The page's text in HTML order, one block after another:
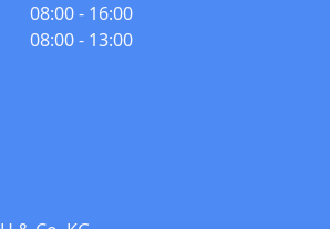
08:00 - 16:00
08:00 - 13:00